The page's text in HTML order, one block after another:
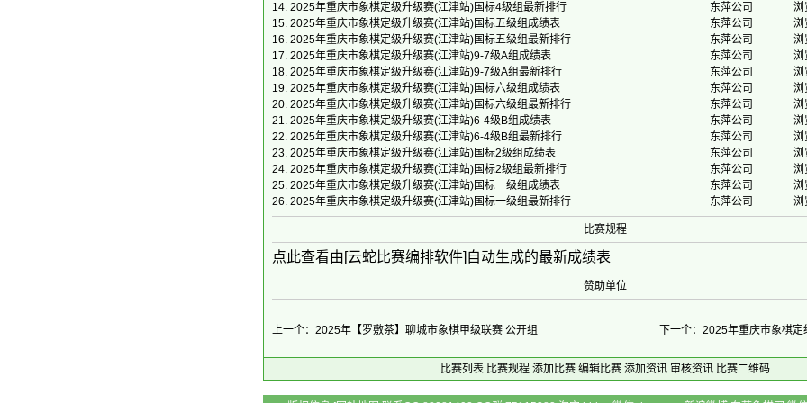
14. 2025年重庆市象棋定级升级赛(江津站)国标4级组最新排行 东萍公司
浏
15. 2025年重庆市象棋定级升级赛(江津站)国标五级组成绩表 东萍公司
浏
16. 2025年重庆市象棋定级升级赛(江津站)国标五级组最新排行 东萍公司
浏
17. 2025年重庆市象棋定级升级赛(江津站)9-7级A组成绩表 东萍公司
浏
18. 2025年重庆市象棋定级升级赛(江津站)9-7级A组最新排行 东萍公司
浏
19. 2025年重庆市象棋定级升级赛(江津站)国标六级组成绩表 东萍公司
浏
20. 2025年重庆市象棋定级升级赛(江津站)国标六级组最新排行 东萍公司
浏
21. 2025年重庆市象棋定级升级赛(江津站)6-4级B组成绩表 东萍公司
浏
22. 2025年重庆市象棋定级升级赛(江津站)6-4级B组最新排行 东萍公司
浏
23. 2025年重庆市象棋定级升级赛(江津站)国标2级组成绩表 东萍公司
浏
24. 2025年重庆市象棋定级升级赛(江津站)国标2级组最新排行 东萍公司
浏
25. 2025年重庆市象棋定级升级赛(江津站)国标一级组成绩表 东萍公司
浏
26. 2025年重庆市象棋定级升级赛(江津站)国标一级组最新排行 东萍公司 浏
比赛规程
点此查看由[云蛇比赛编排软件]自动生成的最新成绩表
赞助单位
下一个：2025年重庆市象棋
上一个：2025年【罗敷茶】聊城市象棋甲级联赛 公开组
比赛列表 比赛规程 添加比赛 编辑比赛 添加资讯 审核资讯 比赛二维码